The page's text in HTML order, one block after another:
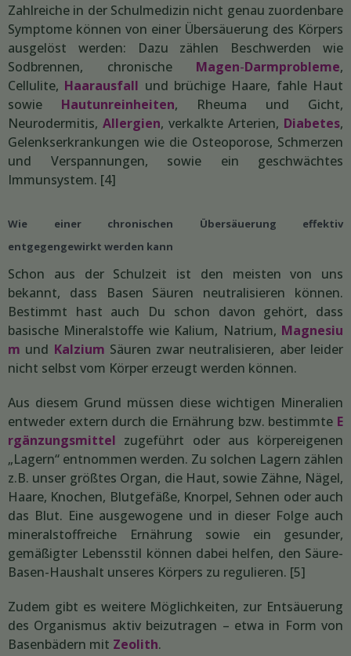
Zahlreiche in der Schulmedizin nicht genau zuordenbare
Symptome können von einer Übersäuerung des Körpers
ausgelöst werden: Dazu zählen Beschwerden wie
Sodbrennen, chronische Magen-Darmprobleme,
Cellulite, Haarausfall und brüchige Haare, fahle Haut
sowie Hautunreinheiten, Rheuma und Gicht,
Neurodermitis, Allergien, verkalkte Arterien, Diabetes,
Gelenkserkrankungen wie die Osteoporose, Schmerzen
und Verspannungen, sowie ein geschwächtes
Immunsystem. [4]
Wie einer chronischen Übersäuerung effektiv
entgegengewirkt werden kann
Schon aus der Schulzeit ist den meisten von uns
bekannt, dass Basen Säuren neutralisieren können.
Bestimmt hast auch Du schon davon gehört, dass
basische Mineralstoffe wie Kalium, Natrium, Magnesiu
m und Kalzium Säuren zwar neutralisieren, aber leider
nicht selbst vom Körper erzeugt werden können.
Aus diesem Grund müssen diese wichtigen Mineralien
entweder extern durch die Ernährung bzw. bestimmte E
rgänzungsmittel zugeführt oder aus körpereigenen
„Lagern“ entnommen werden. Zu solchen Lagern zählen
z.B. unser größtes Organ, die Haut, sowie Zähne, Nägel,
Haare, Knochen, Blutgefäße, Knorpel, Sehnen oder auch
das Blut. Eine ausgewogene und in dieser Folge auch
mineralstoffreiche Ernährung sowie ein gesunder,
gemäßigter Lebensstil können dabei helfen, den Säure-
Basen-Haushalt unseres Körpers zu regulieren. [5]
Zudem gibt es weitere Möglichkeiten, zur Entsäuerung
des Organismus aktiv beizutragen – etwa in Form von
Basenbädern mit Zeolith.